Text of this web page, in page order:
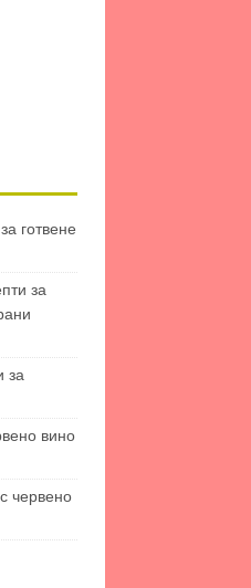
готвене
за
за
вино
червено